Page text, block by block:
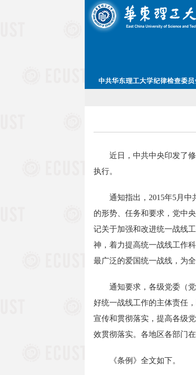
近日，中共中央印发了修
执行。
通知指出，2015年5月中
的形势、任务和要求，党中
记关于加强和改进统一战线
神，着力提高统一战线工作
最广泛的爱国统一战线，为
通知要求，各级党委（党
好统一战线工作的主体责任
宣传和贯彻落实，提高各级
效贯彻落实。各地区各部门
《条例》全文如下。